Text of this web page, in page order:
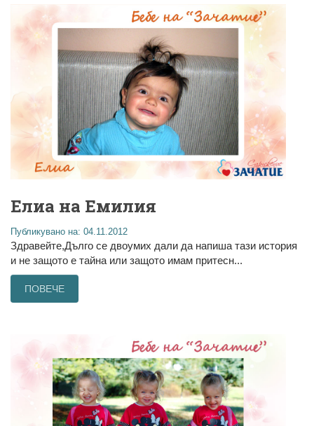
Елиа на Емилия
Публикувано на: 04.11.2012
Здравейте,Дълго се двоумих дали да напиша тази история
и не защото е тайна или защото имам притесн...
ПОВЕЧЕ